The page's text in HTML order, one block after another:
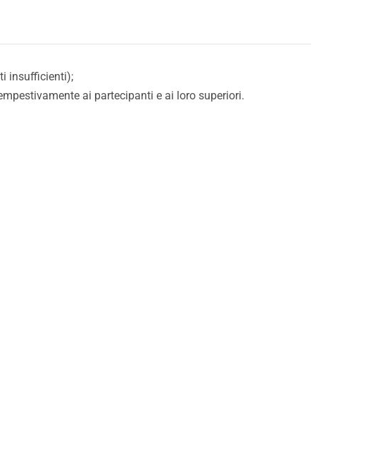
insufficienti);
ai partecipanti e ai loro superiori.